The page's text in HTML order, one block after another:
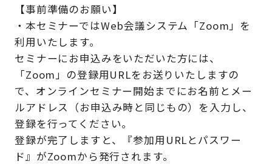
【事前準備のお願い】
・本セミナーではWeb会議システム「Zoom」を
利用いたします。
セミナーにお申込みをいただいた方には、
「Zoom」の登録用URLをお送りいたしますの
で、オンラインセミナー開始までにお名前とメー
ルアドレス（お申込み時と同じもの）を入力し、
登録を行ってください。
登録が完了しますと、『参加用URLとパスワー
ド』がZoomから発行されます。